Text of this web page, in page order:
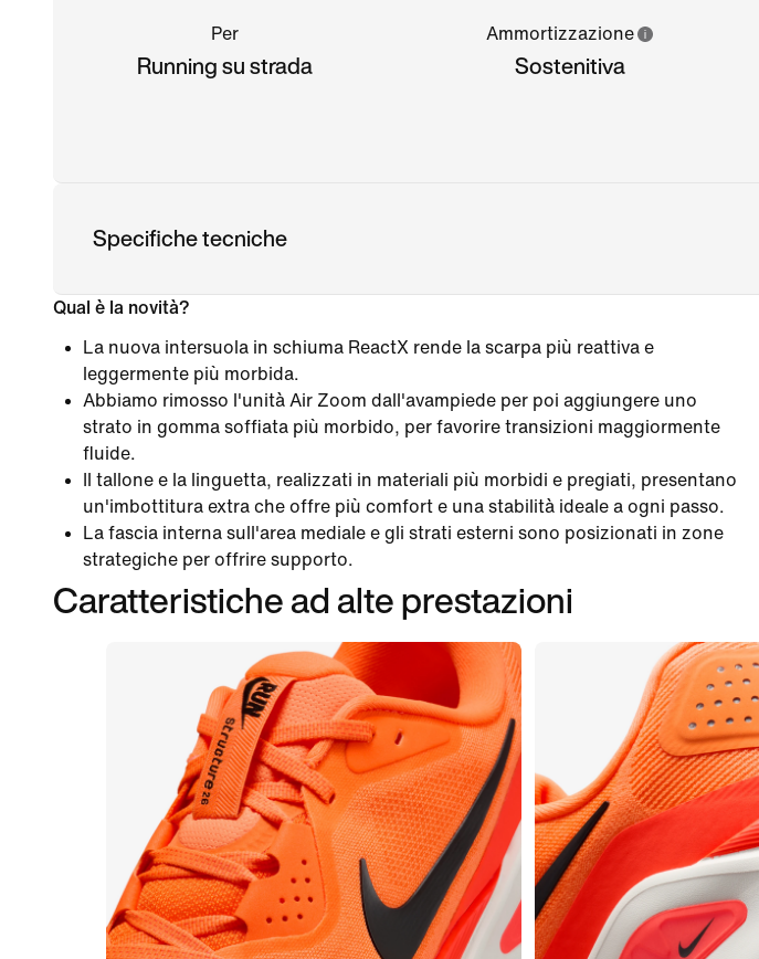
Per
Running su strada
Ammortizzazione
Sostenitiva
Specifiche tecniche
Qual è la novità?
La nuova intersuola in schiuma ReactX rende la scarpa più reattiva e
leggermente più morbida.
Abbiamo rimosso l'unità Air Zoom dall'avampiede per poi aggiungere uno
strato in gomma soffiata più morbido, per favorire transizioni maggiormente
fluide.
Il tallone e la linguetta, realizzati in materiali più morbidi e pregiati, presentano
un'imbottitura extra che offre più comfort e una stabilità ideale a ogni passo.
La fascia interna sull'area mediale e gli strati esterni sono posizionati in zone
strategiche per offrire supporto.
Caratteristiche ad alte prestazioni